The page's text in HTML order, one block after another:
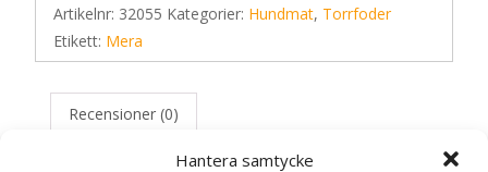
Hantera samtycke
Artikelnr: 32055 Kategorier: Hundmat, Torrfoder
Etikett: Mera
Recensioner (0)